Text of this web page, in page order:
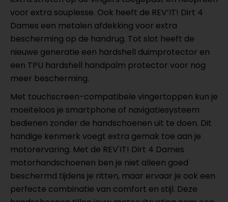
voor extra souplesse. Ook heeft de REV’IT! Dirt 4
Dames een metalen afdekking voor extra
bescherming op de handrug. Tot slot heeft de
nieuwe generatie een hardshell duimprotector en
een TPU hardshell handpalm protector voor nog
meer bescherming.
Met touchscreen-compatibele vingertoppen kun je
moeiteloos je smartphone of navigatiesysteem
bedienen zonder de handschoenen uit te doen. Dit
handige kenmerk voegt extra gemak toe aan je
motorervaring. Met de REV'IT! Dirt 4 Dames
motorhandschoenen ben je niet alleen goed
beschermd tijdens je ritten, maar ervaar je ook een
perfecte combinatie van comfort en stijl. Deze